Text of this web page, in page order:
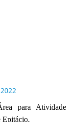
para Atividade
Epitácio.